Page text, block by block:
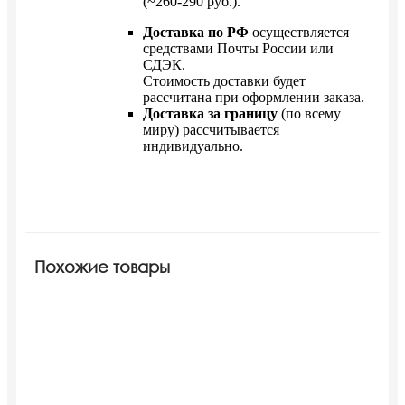
Доставка по РФ осуществляется
средствами Почты России или
СДЭК.
Стоимость доставки будет
рассчитана при оформлении заказа.
Доставка за границу (по всему
миру) рассчитывается
индивидуально.
Похожие товары